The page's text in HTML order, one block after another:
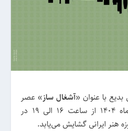
با عنوان «آشغال ساز» عصر
روز جمعه دوم خرداد ماه 1404 از ساعت 16 الی 19 در
هنر ایرانی گشایش می‌یابد.